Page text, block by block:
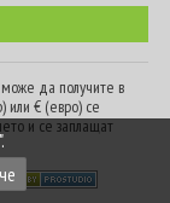
да получите в
или € (евро) се
и се заплащат